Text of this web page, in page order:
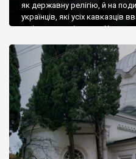
як державну релігію, й на
українців, які усіх
є відданими вірянами Христа